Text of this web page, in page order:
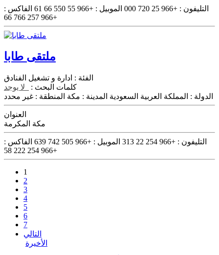
التليفون : +966 25 720 000 الموبيل : +966 55 550 66 61
الفاكس :
+966 257 766 66
ملتقى طابا
الفئة : ادارة و تشغيل الفنادق
كلمات البحث :
لا يوجد
الدولة : المملكة العربية السعودية المدينة : مكة المنطقة : غير محدد
العنوان
مكة المكرمة
التليفون : +966 254 22 313 الموبيل : +966 505 742 639
الفاكس :
+966 254 222 58
1
2
3
4
5
6
7
التالي
الأخيرة